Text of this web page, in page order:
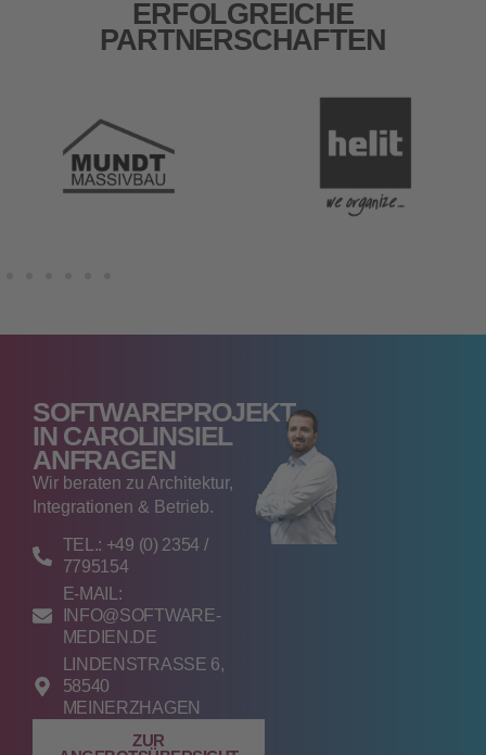
ERFOLGREICHE
PARTNERSCHAFTEN
SOFTWAREPROJEKT
IN CAROLINSIEL
ANFRAGEN
Wir beraten zu Architektur,
Integrationen & Betrieb.
TEL.: +49 (0) 2354 /
7795154
E-MAIL:
INFO@SOFTWARE-
MEDIEN.DE
LINDENSTRASSE 6, 5
8540 M
EINERZHAGEN
ZUR